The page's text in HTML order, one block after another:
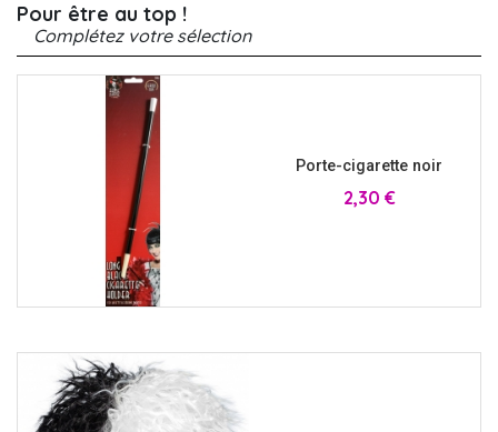
Pour être au top !
Complétez votre sélection
Porte-cigarette noir
Prix
2,30 €